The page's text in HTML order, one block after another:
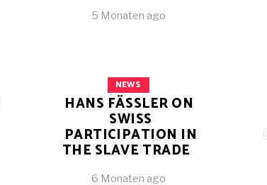
5 Monaten ago
NEWS
HANS FÄSSLER ON
SWISS
PARTICIPATION IN
THE SLAVE TRADE
6 Monaten ago